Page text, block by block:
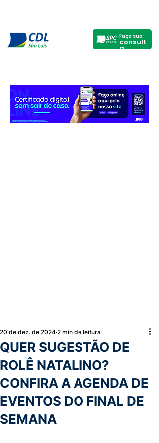
Faça sua
consult
a
QUER SUGESTÃO DE
ROLÊ NATALINO?
CONFIRA A AGENDA DE
EVENTOS DO FINAL DE
SEMANA
20 de dez. de 2024 2 min de leitura